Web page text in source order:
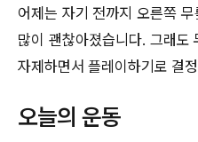
어제는 자기 전까지 오른쪽
많이 괜찮아졌습니다. 그래도
자제하면서 플레이하기로 결
오늘의 운동